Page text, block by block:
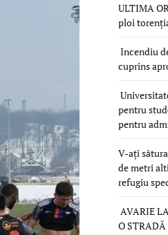
ULTIMA
ploi
Incendiu
cuprins
pentru
pentru
V-ați
de metri
refugiu
AVARIE
O